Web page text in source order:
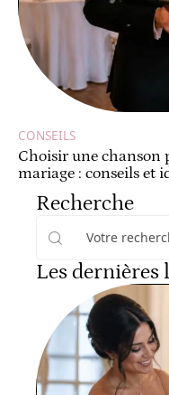
CONSEILS
Choisir une chanson
mariage : conseils et
Recherche
Les dernières